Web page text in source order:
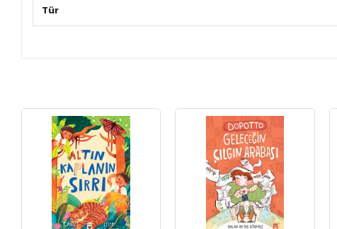
ÜNİVERSİTE DERS KİTAPLARI +
KUTULU SETLER +
İNGİLİZCE HİKAYE KİTAPLARI
ALMANCA HİKAYE KİTAPLARI
MANGA - ÇİZGİ ROMAN
Tür